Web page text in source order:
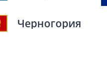
Черногория